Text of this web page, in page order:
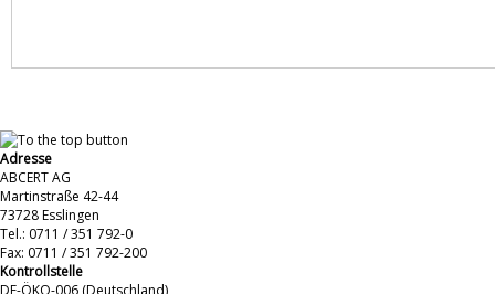
Adresse
ABCERT AG
Martinstraße 42-44
73728 Esslingen
Tel.: 0711 / 351 792-0
Fax: 0711 / 351 792-200
Kontrollstelle
DE-ÖKO-006 (Deutschland)